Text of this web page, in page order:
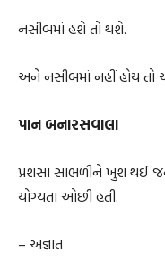
નસીબમાં હશે તો થશે.
અને નસીબમાં નહીં હોય તો
પાન બનારસવાલા
પ્રશંસા સાંભળીને ખુશ થઈ
યોગ્યતા ઓછી હતી.
– અજ્ઞાત